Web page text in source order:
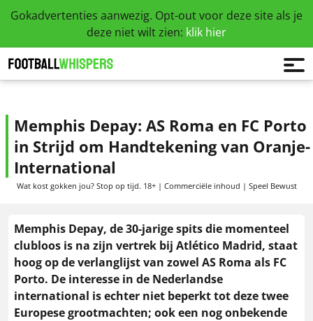
Gokadvertenties aanwezig. Opt-out voor deze site als je
deze niet wilt zien: klik hier
Memphis Depay: AS Roma en FC Porto
in Strijd om Handtekening van Oranje-
International
Wat kost gokken jou? Stop op tijd. 18+ | Commerciële inhoud | Speel Bewust
Memphis Depay, de 30-jarige spits die momenteel
clubloos is na zijn vertrek bij Atlético Madrid, staat
hoog op de verlanglijst van zowel AS Roma als FC
Porto. De interesse in de Nederlandse
international is echter niet beperkt tot deze twee
Europese grootmachten; ook een nog onbekende